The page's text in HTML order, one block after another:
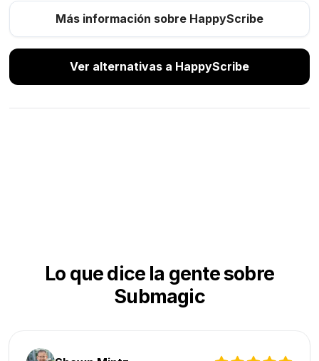
Más información sobre HappyScribe
Ver alternativas a HappyScribe
Lo que dice la gente sobre
Submagic